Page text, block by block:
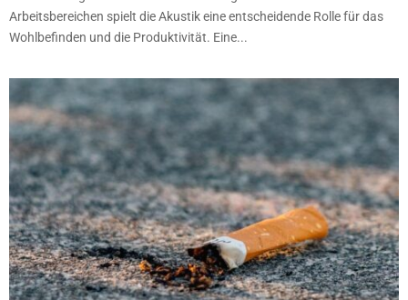
Arbeitsbereichen spielt die Akustik eine entscheidende Rolle für das
Wohlbefinden und die Produktivität. Eine...